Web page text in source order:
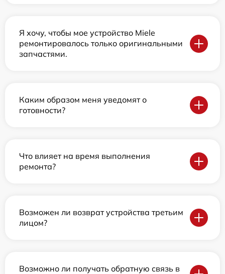
Я хочу, чтобы мое устройство Miele
ремонтировалось только оригинальными
запчастями.
Каким образом меня уведомят о
готовности?
Что влияет на время выполнения
ремонта?
Возможен ли возврат устройства третьим
лицом?
Возможно ли получать обратную связь в